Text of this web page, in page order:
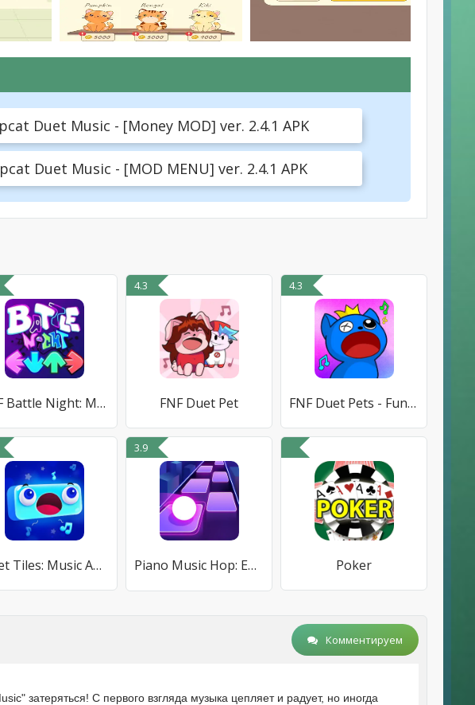
Duet Music - [Money MOD] ver. 2.4.1 APK
Duet Music - [MOD MENU] ver. 2.4.1 APK
FNF Battle Night: Music Mod
4.3
FNF Duet Pet
4.3
FNF Duet Pets - Funkin Music
Duet Tiles: Music And Dance
3.9
Piano Music Hop: EDM Rush！ Poker
Комментируем
затеряться! С первого взгляда музыка цепляет и радует, но иногда